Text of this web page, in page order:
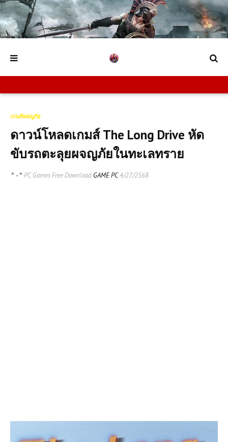
เกมส์ผจญภัย
ดาวน์โหลดเกมส์ The Long Drive หัด
ขับรถตะลุยผจญภัยในทะเลทราย
^ - ^ PC Games Free Download GAME PC4/27/2568